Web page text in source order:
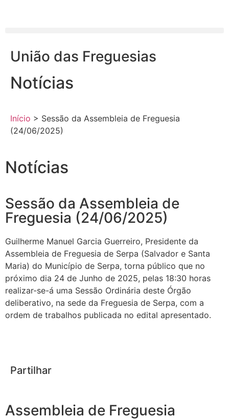
União das Freguesias
Notícias
Início > Sessão da Assembleia de Freguesia
(24/06/2025)
Notícias
Sessão da Assembleia de
Freguesia (24/06/2025)
Guilherme Manuel Garcia Guerreiro, Presidente da
Assembleia de Freguesia de Serpa (Salvador e Santa
Maria) do Município de Serpa, torna público que no
próximo dia 24 de Junho de 2025, pelas 18:30 horas
realizar-se-á uma Sessão Ordinária deste Órgão
deliberativo, na sede da Freguesia de Serpa, com a
ordem de trabalhos publicada no edital apresentado.
Partilhar
Assembleia de Freguesia